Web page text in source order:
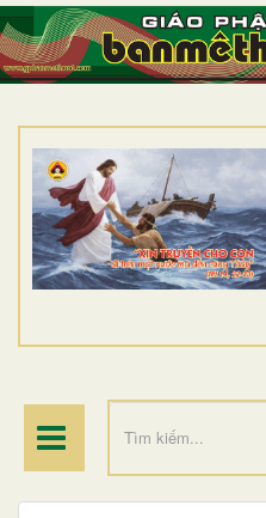
TRANG NHẤT
GIỚI THIỆU
DÒNG TU
BAN MỤC VỤ
ĐOÀN THỂ CG
ĐIỂM HÀNH HƯƠNG